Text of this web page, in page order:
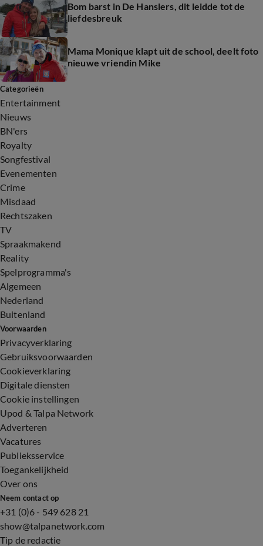
Bom barst in De Hanslers, dit leidde tot de
liefdesbreuk
Mama Monique klapt uit de school, deelt foto
nieuwe vriendin Mike
Categorieën
Entertainment
Nieuws
BN'ers
Royalty
Songfestival
Evenementen
Crime
Misdaad
Rechtszaken
TV
Spraakmakend
Reality
Spelprogramma's
Algemeen
Nederland
Buitenland
Voorwaarden
Privacyverklaring
Gebruiksvoorwaarden
Cookieverklaring
Digitale diensten
Cookie instellingen
Upod & Talpa Network
Adverteren
Vacatures
Publieksservice
Toegankelijkheid
Over ons
Neem contact op
+31 (0)6 - 549 628 21
show@talpanetwork.com
Tip de redactie